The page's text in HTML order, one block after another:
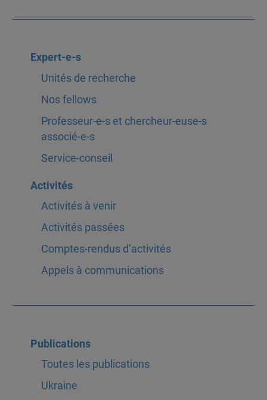
Expert-e-s
Unités de recherche
Nos fellows
Professeur-e-s et chercheur-euse-s
associé-e-s
Service-conseil
Activités
Activités à venir
Activités passées
Comptes-rendus d’activités
Appels à communications
Publications
Toutes les publications
Ukraine